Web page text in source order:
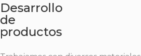
Desarrollo
de
productos